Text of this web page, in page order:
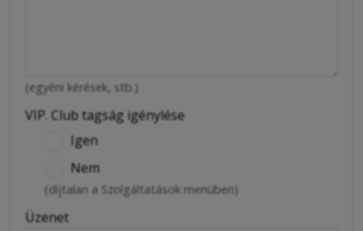
(egyéni kérések, stb.)
VIP. Club tagság igénylése
Igen
Nem
(díjtalan a Szolgáltatások menüben)
Üzenet